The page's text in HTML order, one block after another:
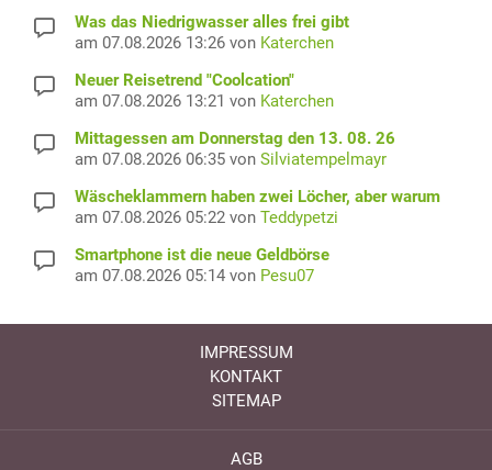
Was das Niedrigwasser alles frei gibt
am 07.08.2026 13:26 von Katerchen
Neuer Reisetrend "Coolcation"
am 07.08.2026 13:21 von Katerchen
Mittagessen am Donnerstag den 13. 08. 26
am 07.08.2026 06:35 von Silviatempelmayr
Wäscheklammern haben zwei Löcher, aber warum
am 07.08.2026 05:22 von Teddypetzi
Smartphone ist die neue Geldbörse
am 07.08.2026 05:14 von Pesu07
IMPRESSUM
KONTAKT
SITEMAP
AGB